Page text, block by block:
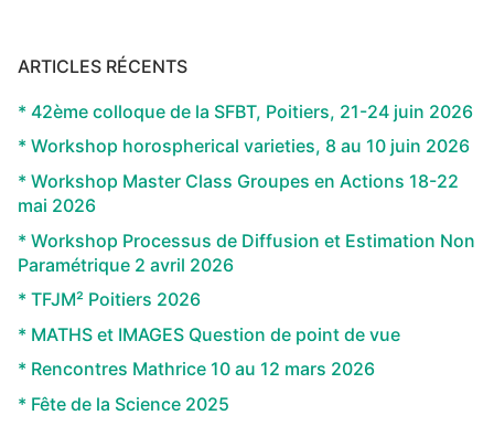
ARTICLES RÉCENTS
* 42ème colloque de la SFBT, Poitiers, 21-24 juin 2026
* Workshop horospherical varieties, 8 au 10 juin 2026
* Workshop Master Class Groupes en Actions 18-22
mai 2026
* Workshop Processus de Diffusion et Estimation Non
Paramétrique 2 avril 2026
* TFJM² Poitiers 2026
* MATHS et IMAGES Question de point de vue
* Rencontres Mathrice 10 au 12 mars 2026
* Fête de la Science 2025